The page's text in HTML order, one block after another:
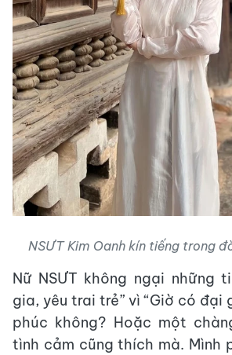
NSƯT Kim Oanh kín tiếng trong
Nữ NSƯT không ngại những
gia, yêu trai trẻ” vì “Giờ có đại
phúc không? Hoặc một
tình cảm cũng thích mà. Mình